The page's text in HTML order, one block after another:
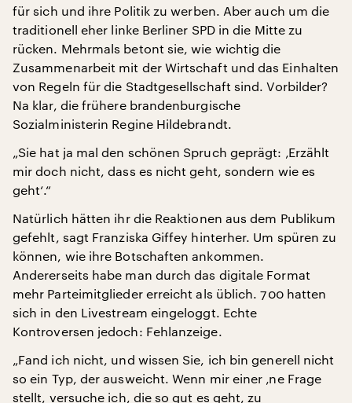
für sich und ihre Politik zu werben. Aber auch um die
traditionell eher linke Berliner SPD in die Mitte zu
rücken. Mehrmals betont sie, wie wichtig die
Zusammenarbeit mit der Wirtschaft und das Einhalten
von Regeln für die Stadtgesellschaft sind. Vorbilder?
Na klar, die frühere brandenburgische
Sozialministerin Regine Hildebrandt.
„Sie hat ja mal den schönen Spruch geprägt: ‚Erzählt
mir doch nicht, dass es nicht geht, sondern wie es
geht‘.“
Natürlich hätten ihr die Reaktionen aus dem Publikum
gefehlt, sagt Franziska Giffey hinterher. Um spüren zu
können, wie ihre Botschaften ankommen.
Andererseits habe man durch das digitale Format
mehr Parteimitglieder erreicht als üblich. 700 hatten
sich in den Livestream eingeloggt. Echte
Kontroversen jedoch: Fehlanzeige.
„Fand ich nicht, und wissen Sie, ich bin generell nicht
so ein Typ, der ausweicht. Wenn mir einer ‚ne Frage
stellt, versuche ich, die so gut es geht, zu